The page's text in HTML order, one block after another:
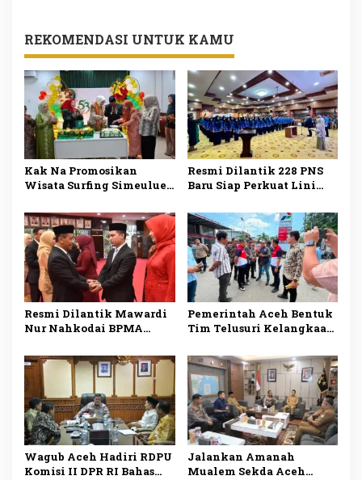
REKOMENDASI UNTUK KAMU
Kak Na Promosikan
Wisata Surfing Simeulue
53 Bank Aceh Syariah
Resmi Dilantik 228 PNS
Baru Siap Perkuat Lini
Pemerintah Aceh
Resmi Dilantik Mawardi
Nur Nahkodai BPMA
Migas Aceh
Pemerintah Aceh Bentuk
Tim Telusuri Kelangkaan
Wagub Aceh Hadiri RDPU
Komisi II DPR RI Bahas
Jalankan Amanah
Mualem Sekda Aceh